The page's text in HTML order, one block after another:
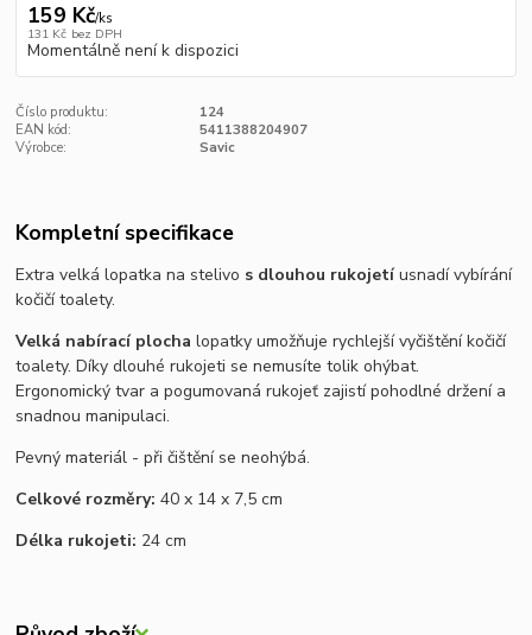
159 Kč/ks
131 Kč bez DPH
Momentálně není k dispozici
Číslo produktu:
124
EAN kód:
5411388204907
Výrobce:
Savic
Kompletní specifikace
Extra velká lopatka na stelivo s dlouhou rukojetíusnadí vybírání
kočičí toalety.
Velká nabírací plocha lopatky umožňuje rychlejší vyčištění kočičí
toalety. Díky dlouhé rukojeti se nemusíte tolik ohýbat.
Ergonomický tvar a pogumovaná rukojeť zajistí pohodlné držení a
snadnou manipulaci.
Pevný materiál - při čištění se neohýbá.
Celkové rozměry: 40 x 14 x 7,5 cm
Délka rukojeti: 24 cm